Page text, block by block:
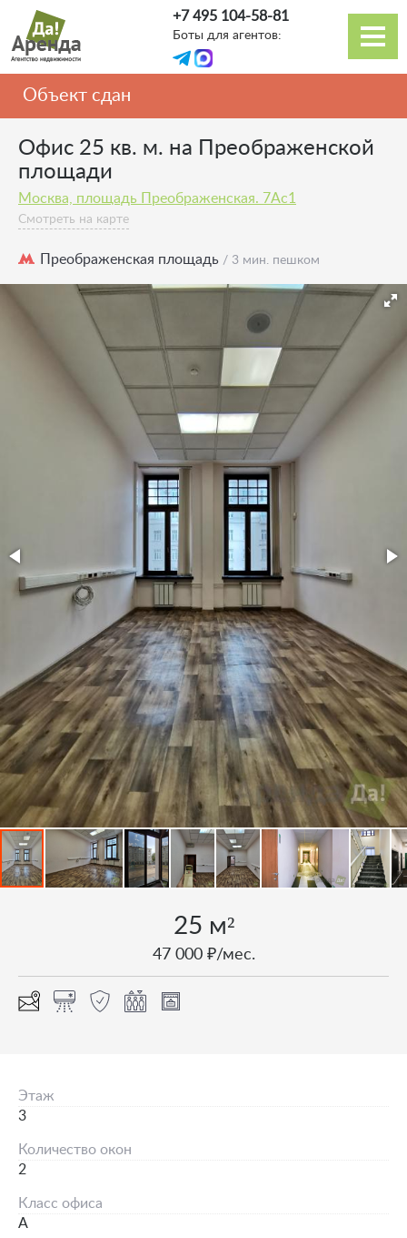
Перейти
основному
содержанию
Основная
навигация
+7 495 104-58-81
Боты для агентов:
Объект сдан
Офис 25 кв. м. на Преображенской
площади
Москва, площадь Преображенская. 7Ас1
Смотреть на карте
Преображенская площадь / 3 мин. пешком
25 м²
47 000 ₽/мес.
Этаж
3
Количество окон
2
Класс офиса
A